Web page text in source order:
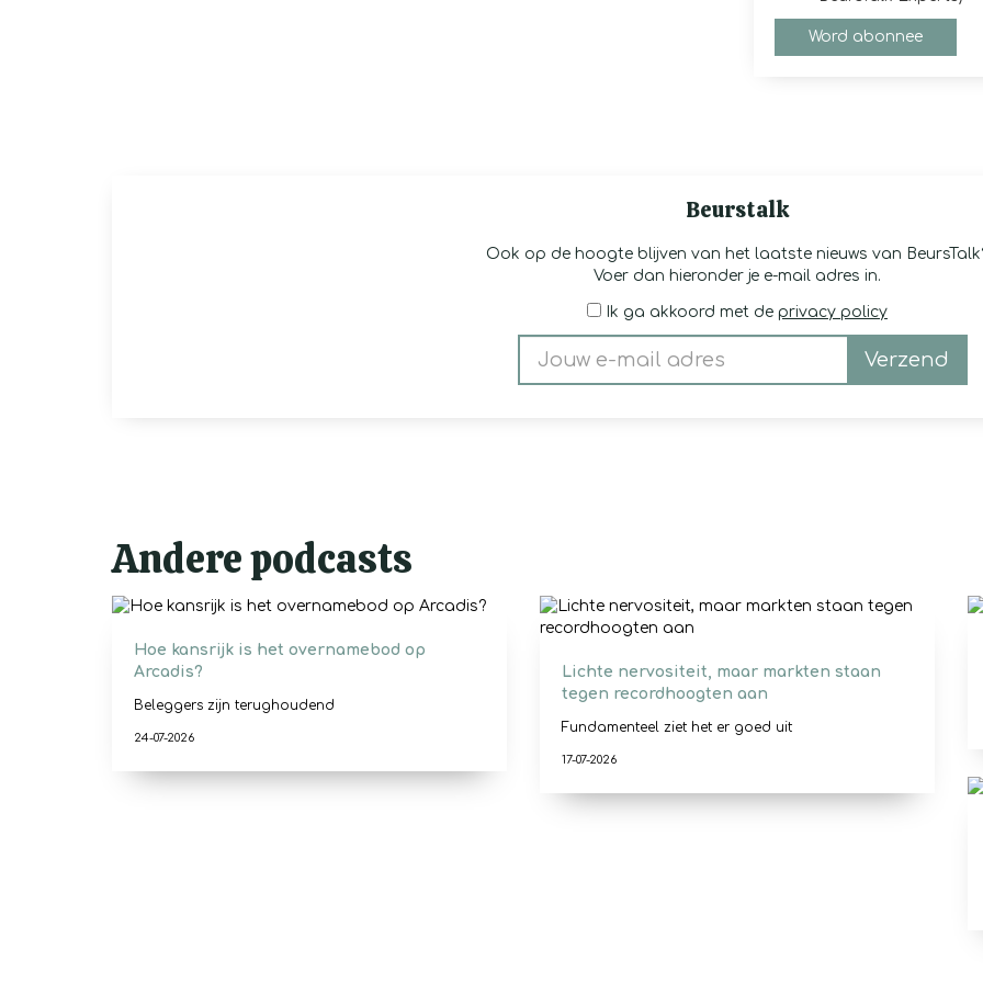
Word abonnee
Beurstalk
Ook op de hoogte blijven van het laatste nieuws van
Voer dan hieronder je e-mail adres in.
Ik ga akkoord met de privacy policy
Verzend
Andere podcasts
Hoe kansrijk is het overnamebod op
Arcadis?
Beleggers zijn terughoudend
24-07-2026
Lichte nervositeit, maar markten staan
tegen recordhoogten aan
Fundamenteel ziet het er goed uit
17-07-2026